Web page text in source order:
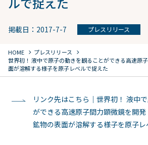
掲載日：2017-7-7 プレスリリース
HOME chevron_right プレスリリース chevron_right
世界初！ 液中で原子の動きを観ることができる高速原
面が溶解する様子を原子レベルで捉えた
リンク先はこちら｜世界初！ 液中
ができる高速原子間力顕微鏡を開発
鉱物の表面が溶解する様子を原子